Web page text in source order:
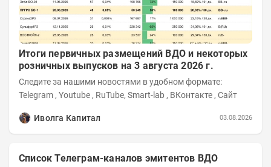
Итоги первичных размещений ВДО и некоторых
розничных выпусков на 3 августа 2026 г.
Следите за нашими новостями в удобном формате:
Telegram , Youtube , RuTube, Smart-lab , ВКонтакте , Сайт
Иволга Капитал 03.08.2026
Список Телеграм-каналов эмитентов ВДО